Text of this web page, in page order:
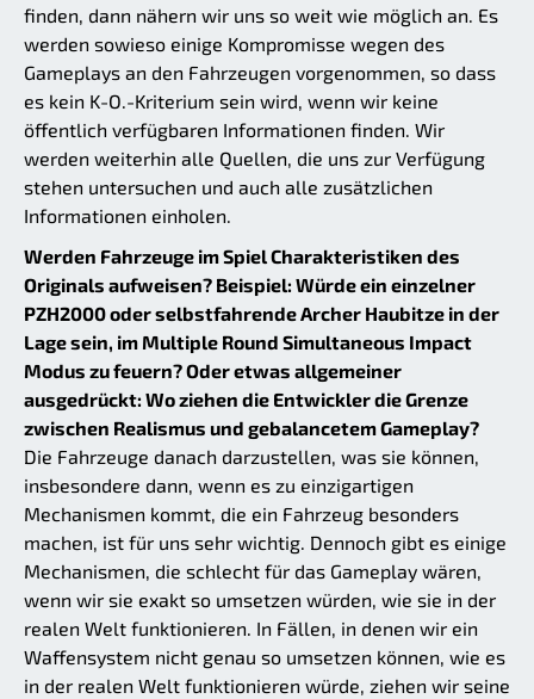
finden, dann nähern wir uns so weit wie möglich an. Es
werden sowieso einige Kompromisse wegen des
Gameplays an den Fahrzeugen vorgenommen, so dass
es kein K-O.-Kriterium sein wird, wenn wir keine
öffentlich verfügbaren Informationen finden. Wir
werden weiterhin alle Quellen, die uns zur Verfügung
stehen untersuchen und auch alle zusätzlichen
Informationen einholen.
Werden Fahrzeuge im Spiel Charakteristiken des
Originals aufweisen? Beispiel: Würde ein einzelner
PZH2000 oder selbstfahrende Archer Haubitze in der
Lage sein, im Multiple Round Simultaneous Impact
Modus zu feuern? Oder etwas allgemeiner
ausgedrückt: Wo ziehen die Entwickler die Grenze
zwischen Realismus und gebalancetem Gameplay?
Die Fahrzeuge danach darzustellen, was sie können,
insbesondere dann, wenn es zu einzigartigen
Mechanismen kommt, die ein Fahrzeug besonders
machen, ist für uns sehr wichtig. Dennoch gibt es einige
Mechanismen, die schlecht für das Gameplay wären,
wenn wir sie exakt so umsetzen würden, wie sie in der
realen Welt funktionieren. In Fällen, in denen wir ein
Waffensystem nicht genau so umsetzen können, wie es
in der realen Welt funktionieren würde, ziehen wir seine